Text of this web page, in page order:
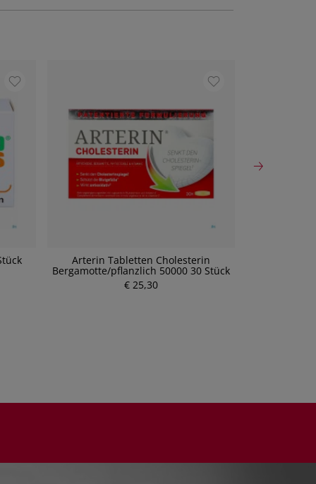
Arterin Tabletten Cholesterin
Bergamotte/pflanzlich 50000 30 Stück
€ 25,30
P
r